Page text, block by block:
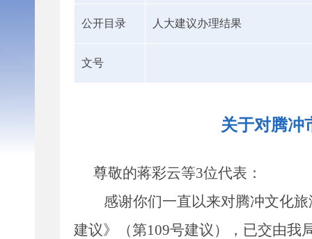
公开目录 人大建议办理结果
文号
关于对腾冲
尊敬的蒋彩云等3位代表 ：
感谢你们一直以来对腾冲文化
建议》（第109号建议 ）， 已交由我